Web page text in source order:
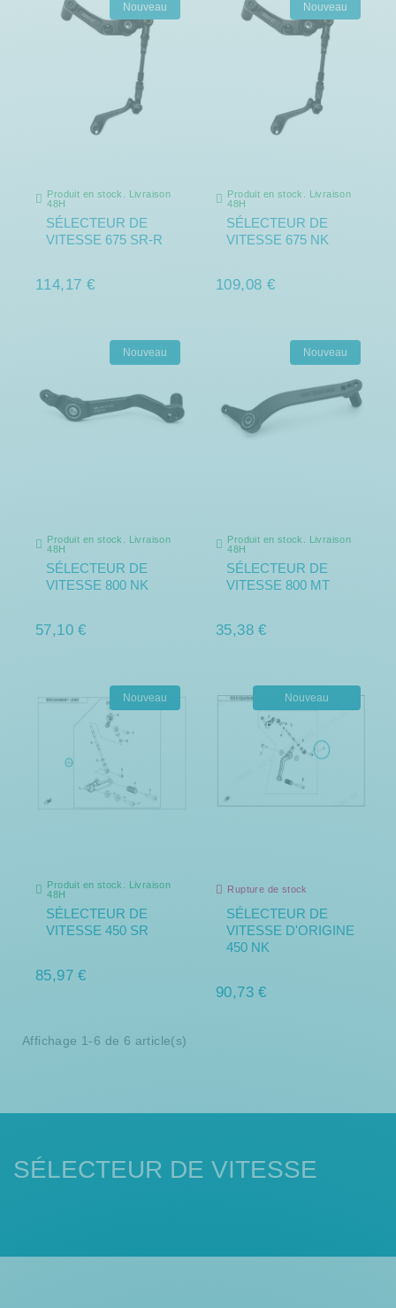
Nouveau
Produit en stock. Livraison
48H
SÉLECTEUR DE
VITESSE 675 SR-R
114,17 €
Nouveau
Produit en stock. Livraison
48H
SÉLECTEUR DE
VITESSE 675 NK
109,08 €
Nouveau
Produit en stock. Livraison
48H
SÉLECTEUR DE
VITESSE 800 NK
57,10 €
Nouveau
Produit en stock. Livraison
48H
SÉLECTEUR DE
VITESSE 800 MT
35,38 €
Nouveau
Produit en stock. Livraison
48H
SÉLECTEUR DE
VITESSE 450 SR
85,97 €
Nouveau
Rupture de stock
Rupture de stock
SÉLECTEUR DE
VITESSE D'ORIGINE
450 NK
90,73 €
Affichage 1-6 de 6 article(s)
SÉLECTEUR DE VITESSE